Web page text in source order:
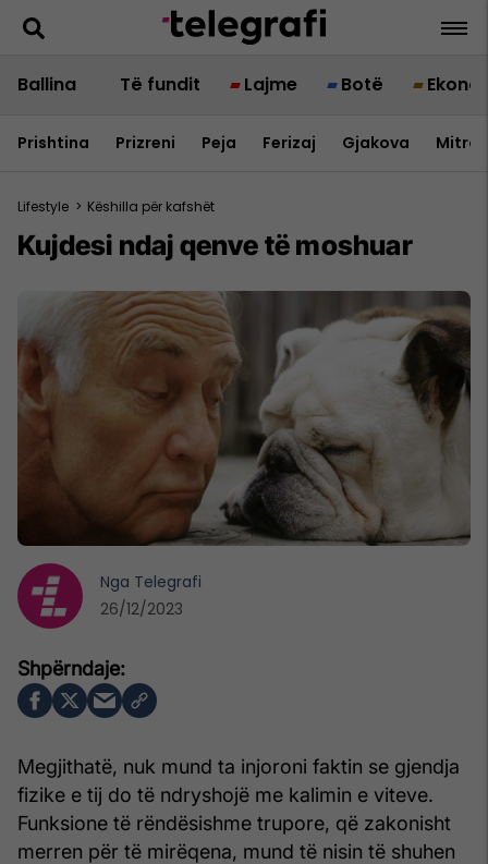
Ballina Të fundit Lajme Botë
Prishtina Prizreni Peja Ferizaj Gjakova
Lifestyle > Këshilla për kafshët
Kujdesi ndaj qenve të moshuar
Megjithatë, nuk mund ta injoroni faktin se gjendja
fizike e tij do të ndryshojë me kalimin e viteve.
Funksione të rëndësishme trupore, që zakonisht
merren për të mirëqena, mund të nisin të shuhen
Nga Telegrafi
26/12/2023